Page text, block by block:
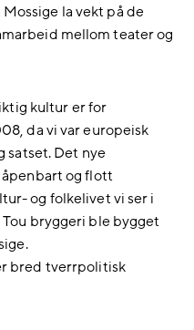
la vekt på de
mellom teater og
kultur er for
da vi var europeisk
satset. Det nye
og flott
og folkelivet vi ser i
bryggeri ble bygget
bred tverrpolitisk